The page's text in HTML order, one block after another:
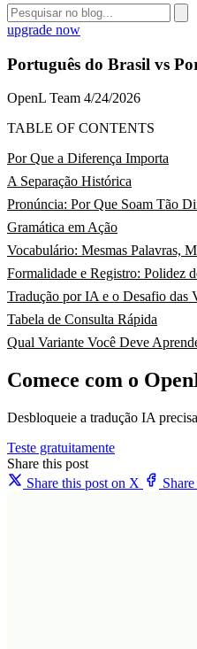
upgrade now
Português do Brasil vs
OpenL Team 4/24/2026
TABLE OF CONTENTS
Por Que a Diferença Importa
A Separação Histórica
Pronúncia: Por Que Soam Tão
Gramática em Ação
Vocabulário: Mesmas Palavras,
Formalidade e Registro: Polidez
Tradução por IA e o Desafio das
Tabela de Consulta Rápida
Qual Variante Você Deve
Comece com o
Desbloqueie a tradução IA
Teste gratuitamente
Share this post
Share this post on X